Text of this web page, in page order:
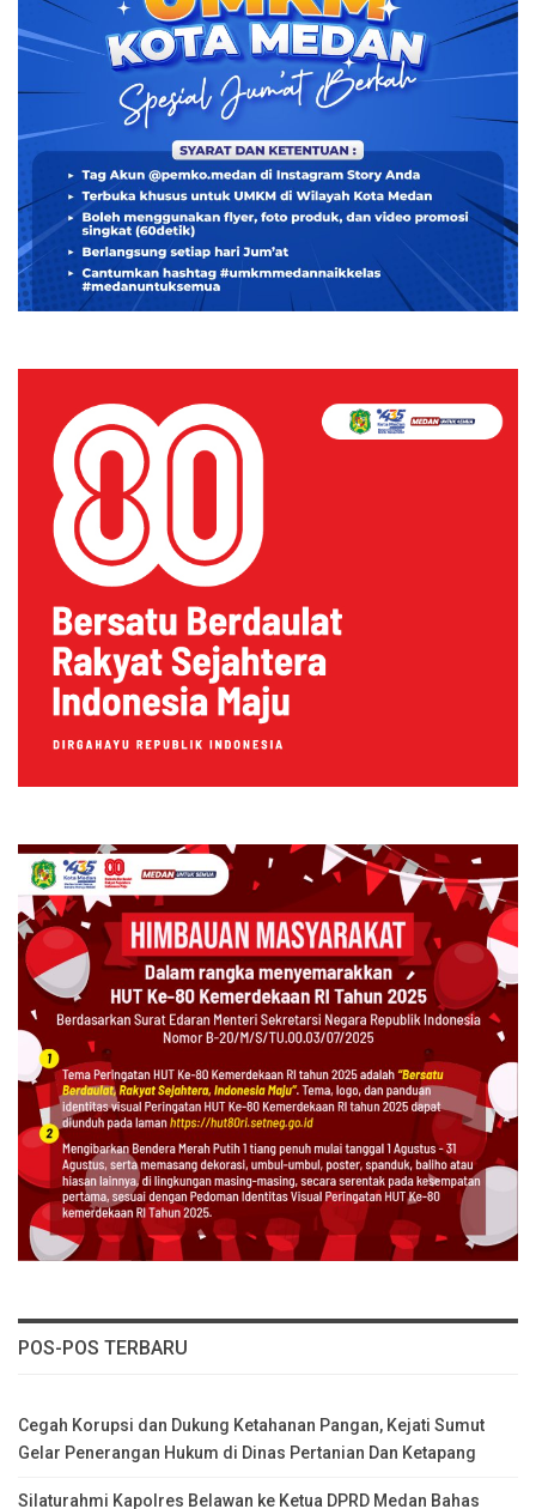
POS-POS TERBARU
Cegah Korupsi dan Dukung Ketahanan Pangan, Kejati Sumut
Gelar Penerangan Hukum di Dinas Pertanian Dan Ketapang
Silaturahmi Kapolres Belawan ke Ketua DPRD Medan Bahas